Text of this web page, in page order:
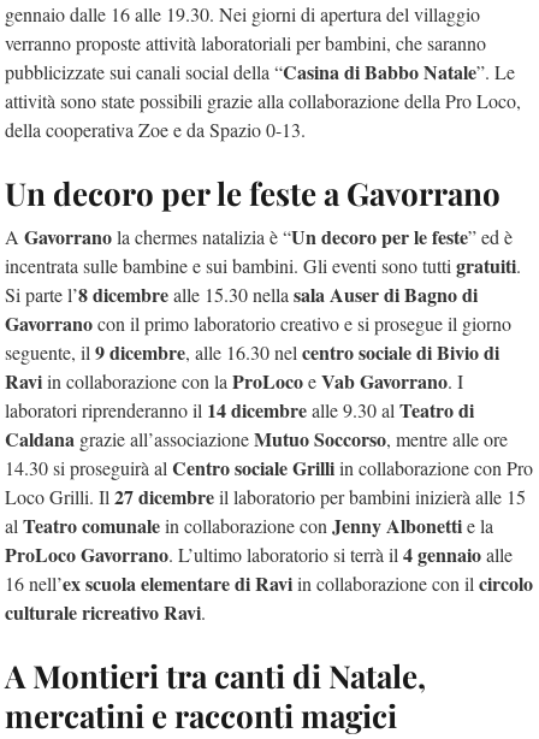
gennaio dalle 16 alle 19.30. Nei giorni di apertura del villaggio
verranno proposte attività laboratoriali per bambini, che saranno
pubblicizzate sui canali social della “Casina di Babbo Natale”. Le
attività sono state possibili grazie alla collaborazione della Pro Loco,
della cooperativa Zoe e da Spazio 0-13.
Un decoro per le feste a Gavorrano
A Gavorranola chermes natalizia è “Un decoro per le feste” ed è
incentrata sulle bambine e sui bambini. Gli eventi sono tutti gratuiti.
Si parte l’8 dicembrealle 15.30 nella sala Auser di Bagno di
Gavorranocon il primo laboratorio creativo e si prosegue il giorno
seguente, il 9 dicembre, alle 16.30 nel centro sociale di Bivio di
Raviin collaborazione con la ProLocoeVabGavorrano. I
laboratori riprenderanno il 14 dicembrealle 9.30 al Teatro di
Caldana grazie all’associazioneMutuo Soccorso, mentre alle ore
14.30 si proseguirà al Centro sociale Grilliin collaborazione con Pro
Loco Grilli. Il 27 dicembreil laboratorio per bambini inizierà alle 15
al Teatro comunalein collaborazione con Jenny Albonettie la
ProLoco Gavorrano. L’ultimo laboratorio si terrà il 4 gennaioalle
16 nell’ex scuola elementare di Raviin collaborazione con il circolo
culturale ricreativo Ravi.
A Montieri tra canti di Natale,
mercatini e racconti magici